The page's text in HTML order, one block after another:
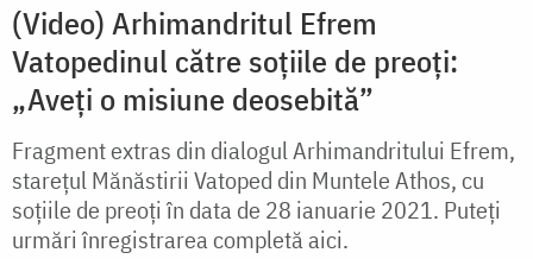
(Video) Arhimandritul Efrem
Vatopedinul către soțiile de preoți:
„Aveți o misiune deosebită”
Fragment extras din dialogul Arhimandritului Efrem,
starețul Mănăstirii Vatoped din Muntele Athos, cu
soțiile de preoți în data de 28 ianuarie 2021. Puteți
urmări înregistrarea completă aici.